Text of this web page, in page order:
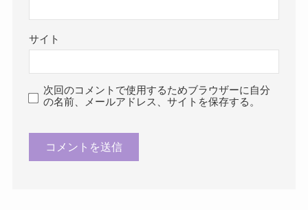
サイト
次回のコメントで使用するためブラウザーに自分
の名前、メールアドレス、サイトを保存する。